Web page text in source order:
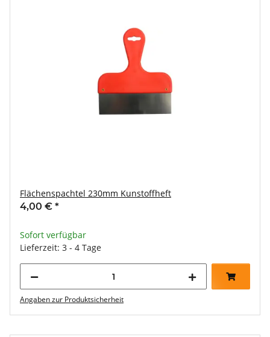
Flächenspachtel 230mm Kunstoffheft
4,00 € *
Sofort verfügbar
Lieferzeit: 3 - 4 Tage
Angaben zur Produktsicherheit